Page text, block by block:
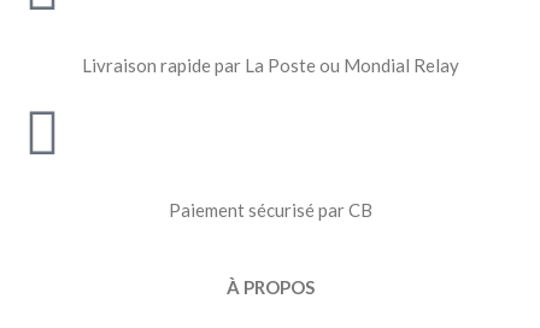
Livraison rapide par La Poste ou Mondial Relay
Paiement sécurisé par CB
À PROPOS